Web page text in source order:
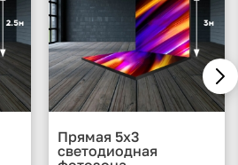
Прямая 5x3
светодиодная